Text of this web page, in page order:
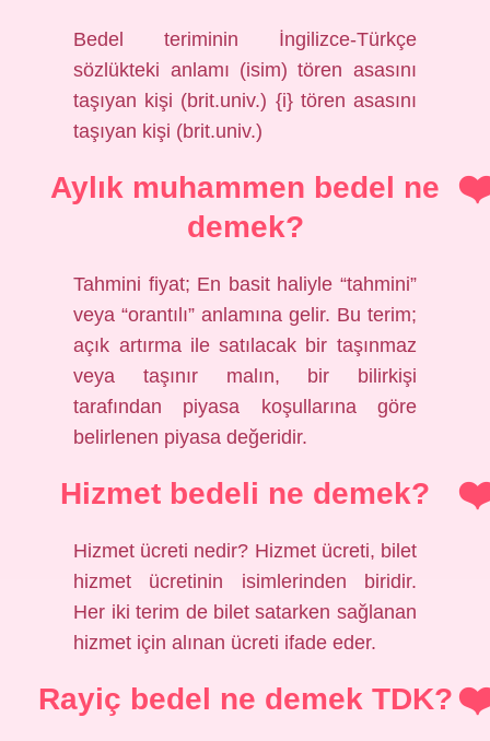
Bedel teriminin İngilizce-Türkçe
sözlükteki anlamı (isim) tören asasını
taşıyan kişi (brit.univ.) {i} tören asasını
taşıyan kişi (brit.univ.)
Aylık muhammen bedel ne
demek?
Tahmini fiyat; En basit haliyle “tahmini”
veya “orantılı” anlamına gelir. Bu terim;
açık artırma ile satılacak bir taşınmaz
veya taşınır malın, bir bilirkişi
tarafından piyasa koşullarına göre
belirlenen piyasa değeridir.
Hizmet bedeli ne demek?
Hizmet ücreti nedir? Hizmet ücreti, bilet
hizmet ücretinin isimlerinden biridir.
Her iki terim de bilet satarken sağlanan
hizmet için alınan ücreti ifade eder.
Rayiç bedel ne demek TDK?